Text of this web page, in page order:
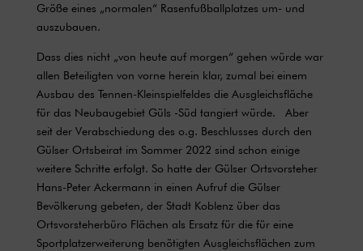
Größe eines „normalen“ Rasenfußballplatzes um- und
auszubauen.
Dass dies nicht „von heute auf morgen“ gehen würde war
allen Beteiligten von vorne herein klar, zumal bei einem
Ausbau des Tennen-Kleinspielfeldes die Ausgleichsfläche
für das Neubaugebiet Güls -Süd tangiert würde. Aber
seit der Verabschiedung des o.g. Beschlusses durch den
Gülser Ortsbeirat im Sommer 2022 sind schon einige
weitere Schritte erfolgt. So hatte der Gülser Ortsvorsteher
Hans-Peter Ackermann in einen Aufruf die Gülser
Bevölkerung gebeten, der Stadt Koblenz über das
Ortsvorsteherbüro Flächen als Ersatz für die für eine
Sportplatzerweiterung benötigten Ausgleichsflächen zum